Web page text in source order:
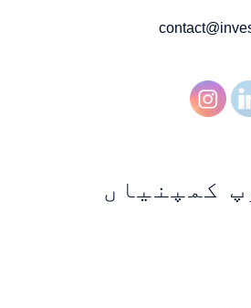
کمپنیاں